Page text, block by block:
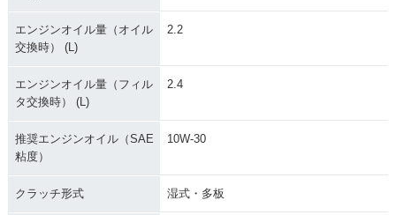
エンジンオイル量（オイル
交換時） (L)
2.2
エンジンオイル量（フィル
タ交換時） (L)
2.4
推奨エンジンオイル（SAE
粘度）
10W-30
クラッチ形式 湿式・多板